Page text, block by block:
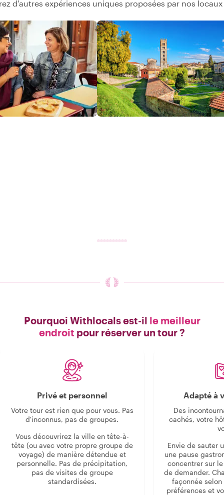
d'autres expériences uniques proposées par nos
Pourquoi Withlocals est-il le meilleur
endroit pour réserver un tour ?
Privé et personnel
Votre tour est rien que pour vous. Pas
d'inconnus, pas de groupes.
Vous découvrirez la ville en tête-à-
tête (ou avec votre propre groupe de
voyage) de manière détendue et
personnelle. Pas de précipitation,
pas de visites de groupe
standardisées.
Adapté à
Des
cachés, votre
Envie de sauter
une pause
concentrer sur
de demander.
façonnée
préférences et